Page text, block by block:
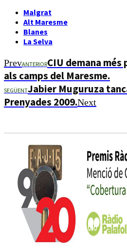
Malgrat
Alt Maresme
Blanes
La Selva
PrevANTERIORCIU demana
als camps del Maresme.
SEGÜENTJabier Muguruza
Prenyades 2009.Next